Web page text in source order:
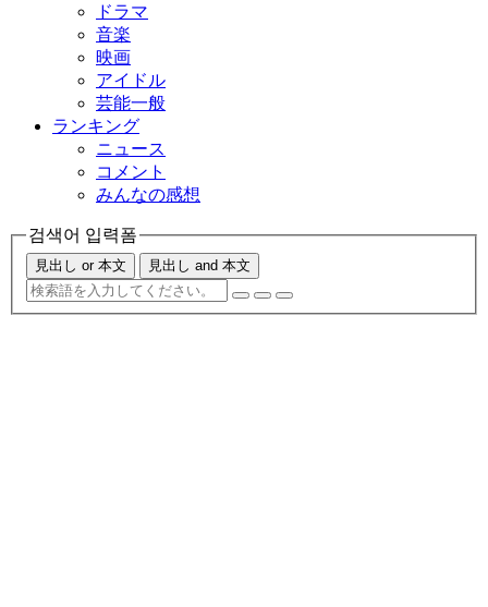
ドラマ
音楽
映画
アイドル
芸能一般
ランキング
ニュース
コメント
みんなの感想
검색어 입력폼
見出し or 本文 見出し and 本文